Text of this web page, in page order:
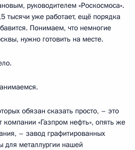
руководителем «Роскосмоса».
тысячи уже работает, ещё порядка
Понимаем, что немногие
нужно готовить на месте.
обязан сказать просто, – это
«Газпром нефть», опять же
– завод графитированных
для металлургии нашей